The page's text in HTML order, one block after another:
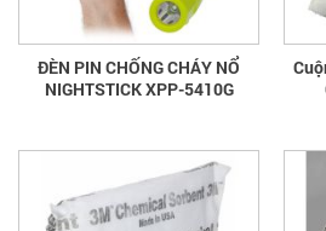
ĐÈN PIN CHỐNG CHÁY NỔ
NIGHTSTICK XPP-5410G